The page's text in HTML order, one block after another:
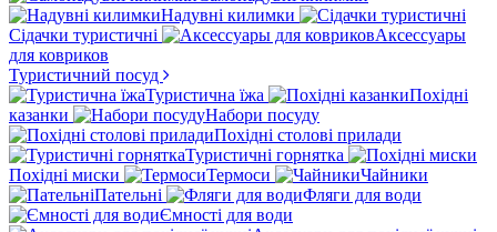
Надувні килимки
Сідачки туристичні
Аксессуары
для ковриков
Туристичний посуд
Туристична їжа
Похідні
казанки
Набори посуду
Похідні столові прилади
Туристичні горнятка
Похідні миски
Термоси
Чайники
Пательні
Фляги для води
Ємності для води